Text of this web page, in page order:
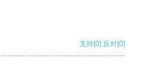
支持[0] 反对[0]